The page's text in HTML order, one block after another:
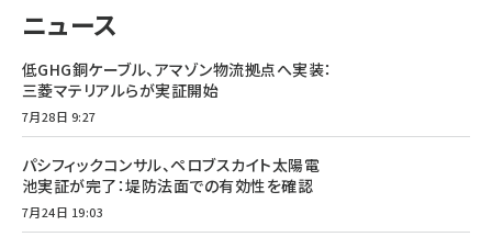
ニュース
低GHG銅ケーブル、アマゾン物流拠点へ実装：
三菱マテリアルらが実証開始
7月28日 9:27
パシフィックコンサル、ペロブスカイト太陽電
池実証が完了：堤防法面での有効性を確認
7月24日 19:03